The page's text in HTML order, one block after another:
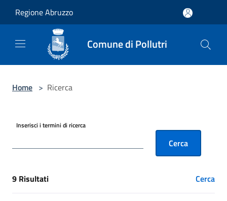
Regione Abruzzo
Comune di Pollutri
Home > Ricerca
Inserisci i termini di ricerca
Cerca
[results] Risultati
9 Risultati Cerca